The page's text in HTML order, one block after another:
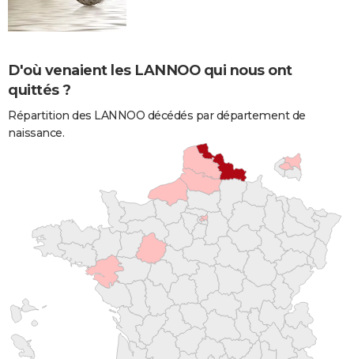
D'où venaient les LANNOO qui nous ont
quittés ?
Répartition des LANNOO décédés par département de
naissance.